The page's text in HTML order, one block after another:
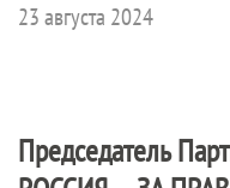
23 августа 2024
Председатель